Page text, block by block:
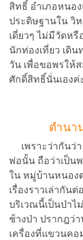
สิทธิ์ อำเภอหนอ
ประดิษฐานใน วิ
เดี่ยวๆ ไม่มีวัดห
นักท่องเที่ยว เดิ
วัน เพื่อขอพรให้
ศักดิ์สิทธิ์นั่นเองค่
ตำนา
เพราะว่ากันว่า
พ่อนั้น ถือว่าเป็น
ใน หมู่บ้านหนอง
เรื่องราวเล่ากัน
บริเวณนี้เป็นป่าไ
ช้างป่า ปรากฎว่
เครื่องที่แขวนค